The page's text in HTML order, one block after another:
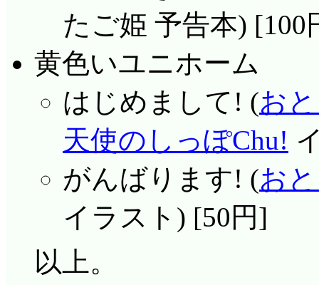
たご姫 予告本) [100
黄色いユニホーム
はじめまして! (お
天使のしっぽChu!
がんばります! (お
イラスト) [50円]
以上。